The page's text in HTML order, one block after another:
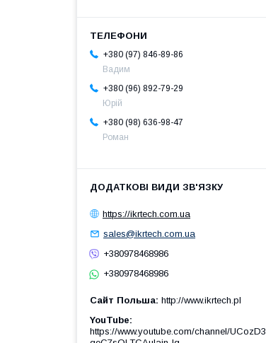
+380 (97) 846-89-86
Вадим
+380 (96) 892-79-29
Юрій
+380 (98) 636-98-47
Роман
https://ikrtech.com.ua
sales@ikrtech.com.ua
+380978468986
+380978468986
Сайт Польша http://www.ikrtech.pl
YouTube
https://www.youtube.com/channel/UCozD3